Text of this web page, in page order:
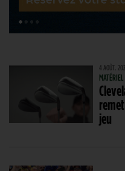
4 AOÛT.
MATÉRIEL
jeu